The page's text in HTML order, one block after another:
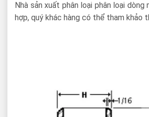
Nhà sản xuất phân loại phân loại
hợp, quý khác hàng có thể tham khảo